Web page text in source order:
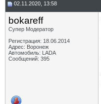
02.11.2020, 13:58
bokareff
Супер Модератор
Регистрация: 18.06.2014
Адрес: Воронеж
Автомобиль: LADA
Сообщений: 395